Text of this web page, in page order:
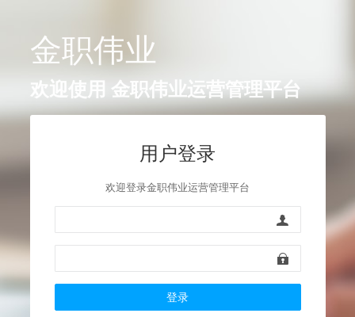
金职伟业
欢迎使用 金职伟业运营管理平台
用户登录
欢迎登录金职伟业运营管理平台
登录